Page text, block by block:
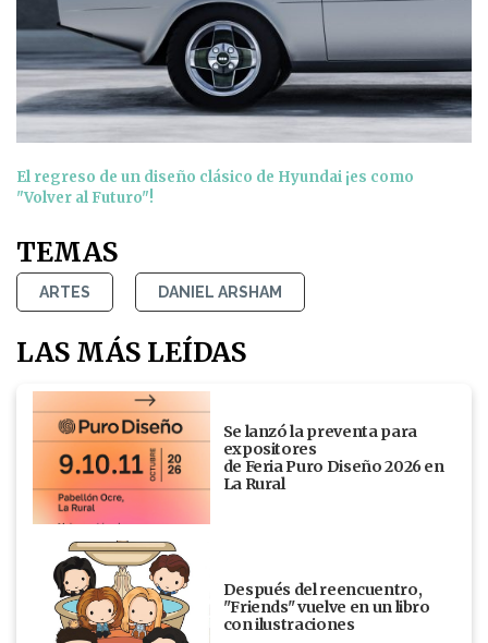
El regreso de un diseño clásico de Hyundai ¡es como
"Volver al Futuro"!
TEMAS
ARTES DANIEL ARSHAM
LAS MÁS LEÍDAS
Se lanzó la preventa para
expositores
de Feria Puro Diseño 2026 en
La Rural
Después del reencuentro,
"Friends" vuelve en un libro
con ilustraciones